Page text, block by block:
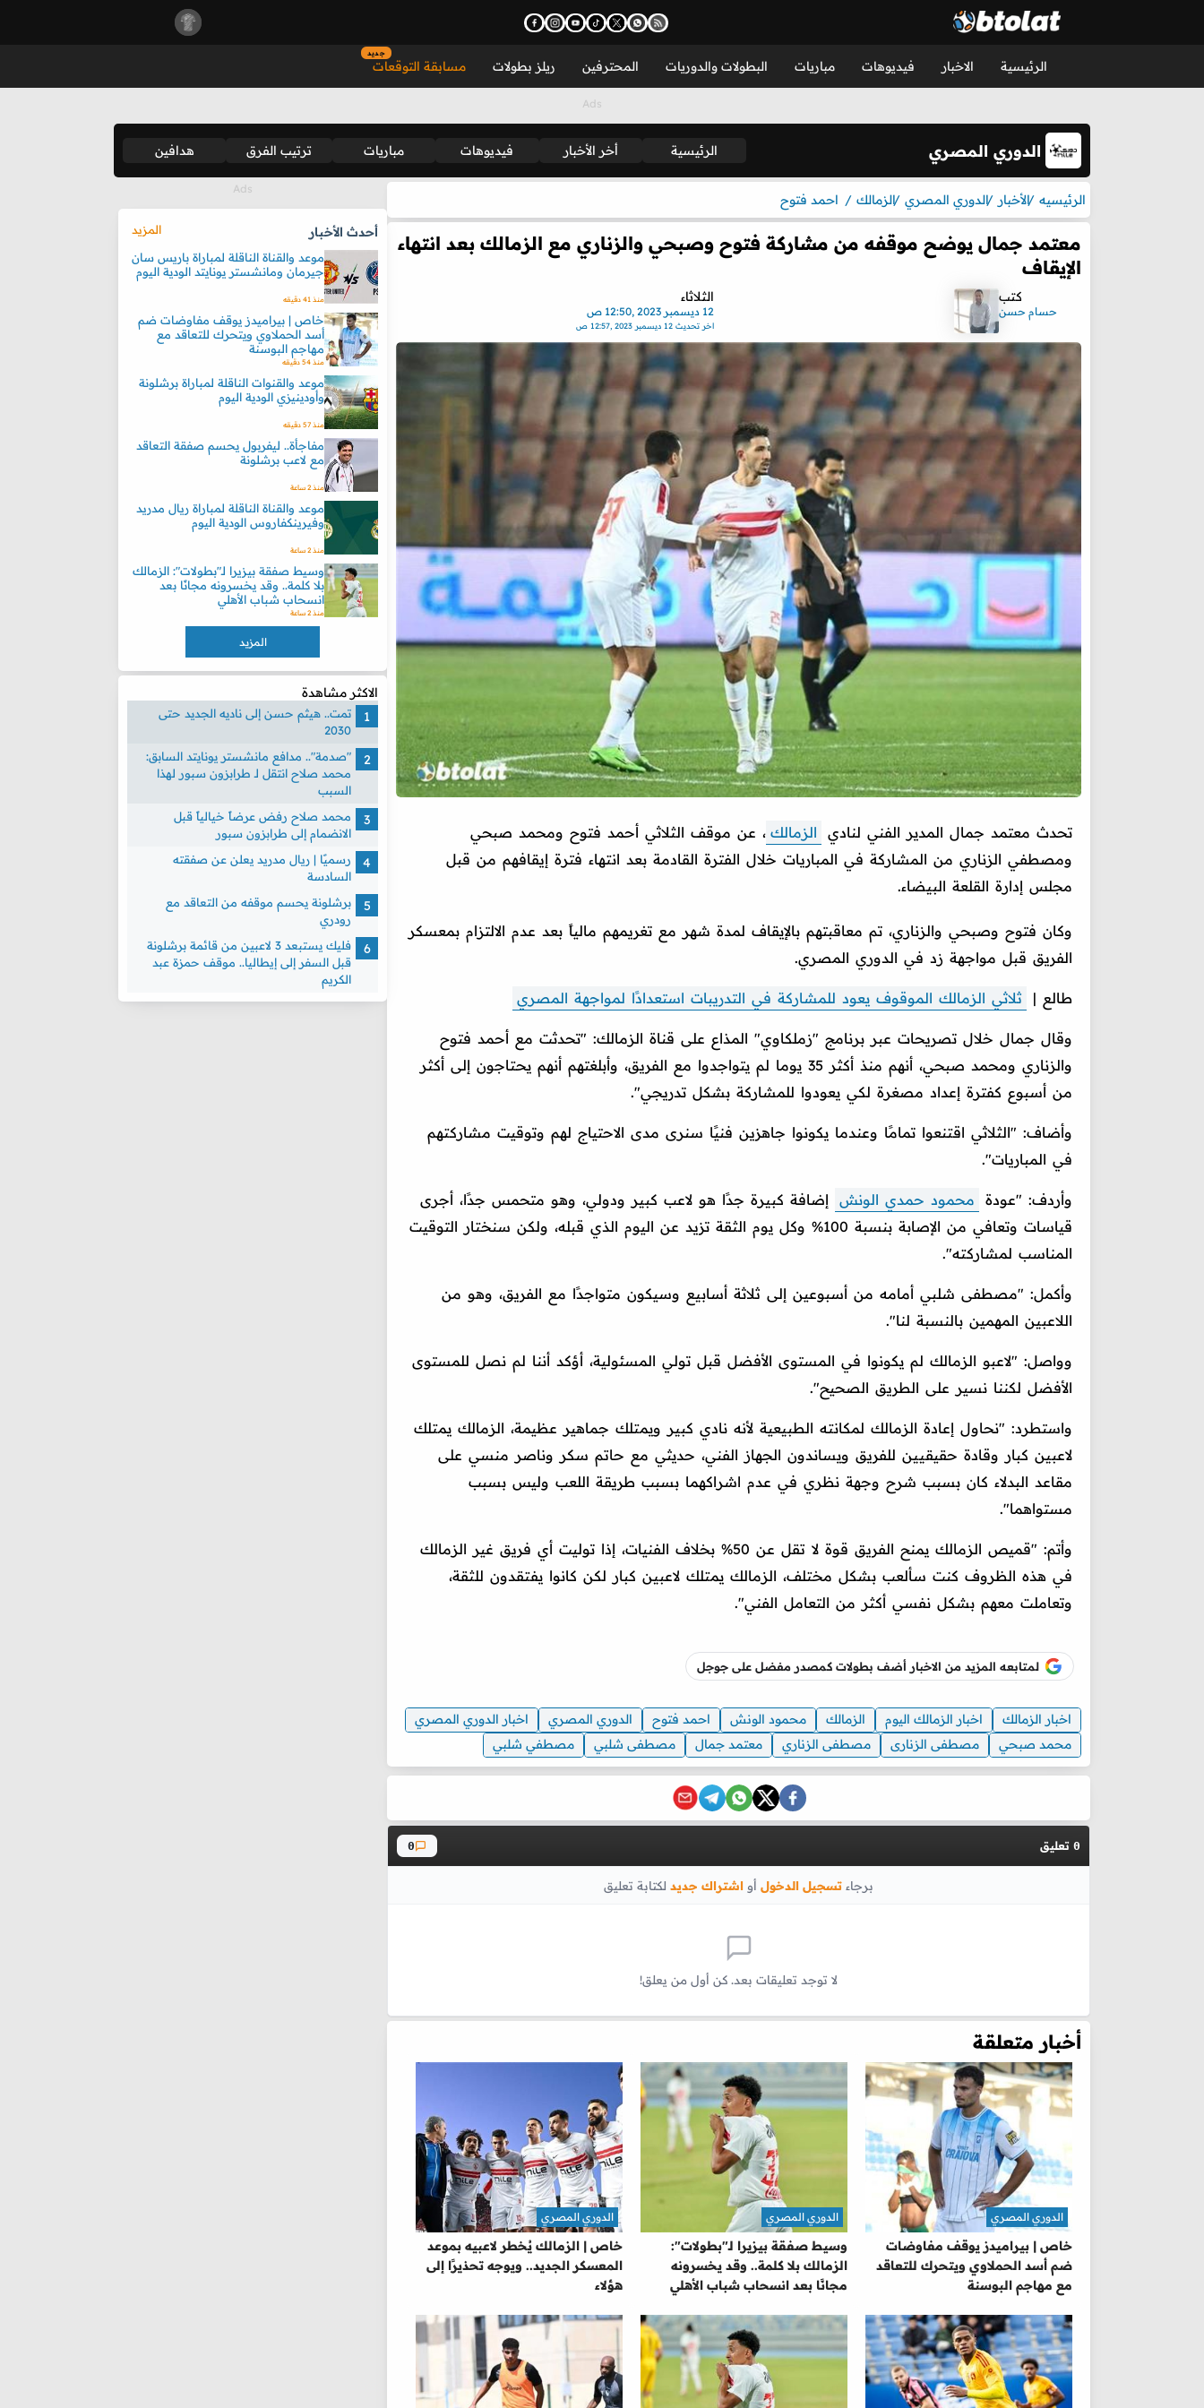
الرئيسية الاخبار فيديوهات مباريات البطولات والدوريات المحترفين ريلز بطولات مسابقة التوقعات
جديد
الدوري المصري الرئيسية أخر الأخبار فيديوهات مباريات ترتيب الفرق هدافين
الرئيسيه الأخبار الدوري المصري الزمالك احمد فتوح
معتمد جمال يوضح موقفه من مشاركة فتوح وصبحي والزناري مع الزمالك بعد انتهاء
الإيقاف
كتب
حسام حسن
الثلاثاء
12 ديسمبر 2023 ,12:50 ص
اخر تحديث 12 ديسمبر 2023 ,12:57 ص
تحدث معتمد جمال المدير الفني لنادي الزمالك ، عن موقف الثلاثي أحمد فتوح ومحمد صبحي
ومصطفي الزناري من المشاركة في المباريات خلال الفترة القادمة بعد انتهاء فترة إيقافهم من قبل
مجلس إدارة القلعة البيضاء.
وكان فتوح وصبحي والزناري، تم معاقبتهم بالإيقاف لمدة شهر مع تغريمهم مالياً بعد عدم الالتزام بمعسكر
الفريق قبل مواجهة زد في الدوري المصري.
طالع | ثلاثي الزمالك الموقوف يعود للمشاركة في التدريبات استعدادًا لمواجهة المصري
وقال جمال خلال تصريحات عبر برنامج "زملكاوي" المذاع على قناة الزمالك: "تحدثت مع أحمد فتوح
والزناري ومحمد صبحي، أنهم منذ أكثر 35 يوما لم يتواجدوا مع الفريق، وأبلغتهم أنهم يحتاجون إلى أكثر
من أسبوع كفترة إعداد مصغرة لكي يعودوا للمشاركة بشكل تدريجي".
وأضاف: "الثلاثي اقتنعوا تمامًا وعندما يكونوا جاهزين فنيًا سنرى مدى الاحتياج لهم وتوقيت مشاركتهم
في المباريات".
وأردف: "عودة محمود حمدي الونش
إضافة كبيرة جدًا هو لاعب كبير ودولي، وهو متحمس جدًا، أجرى
قياسات وتعافي من الإصابة بنسبة 100% وكل يوم الثقة تزيد عن اليوم الذي قبله، ولكن سنختار التوقيت
المناسب لمشاركته".
وأكمل: "مصطفى شلبي أمامه من أسبوعين إلى ثلاثة أسابيع وسيكون متواجدًا مع الفريق، وهو من
اللاعبين المهمين بالنسبة لنا".
وواصل: "لاعبو الزمالك لم يكونوا في المستوى الأفضل قبل تولي المسئولية، أؤكد أننا لم نصل للمستوى
الأفضل لكننا نسير على الطريق الصحيح".
واستطرد: "نحاول إعادة الزمالك لمكانته الطبيعية لأنه نادي كبير ويمتلك جماهير عظيمة، الزمالك يمتلك
لاعبين كبار وقادة حقيقيين للفريق ويساندون الجهاز الفني، حديثي مع حاتم سكر وناصر منسي على
مقاعد البدلاء كان بسبب شرح وجهة نظري في عدم اشراكهما بسبب طريقة اللعب وليس بسبب
مستواهما".
وأتم: "قميص الزمالك يمنح الفريق قوة لا تقل عن 50% بخلاف الفنيات، إذا توليت أي فريق غير الزمالك
في هذه الظروف كنت سألعب بشكل مختلف، الزمالك يمتلك لاعبين كبار لكن كانوا يفتقدون للثقة،
وتعاملت معهم بشكل نفسي أكثر من التعامل الفني".
لمتابعه المزيد من الاخبار أضف بطولات كمصدر مفضل على جوجل
اخبار الزمالك اخبار الزمالك اليوم الزمالك محمود الونش احمد فتوح الدوري المصري
اخبار الدوري المصري
محمد صبحي
مصطفى الزنارى مصطفى الزناري معتمد جمال مصطفى شلبي مصطفي شلبي
0 تعليق 0
برجاء تسجيل الدخول أو اشتراك جديد لكتابة تعليق
لا توجد تعليقات بعد. كن أول من يعلق!
أخبار متعلقة
خاص | بيراميدز يوقف مفاوضات
ضم أسد الحملاوي ويتحرك للتعاقد
مع مهاجم البوسنة
الدوري المصري
وسيط صفقة بيزيرا لـ"بطولات":
الزمالك بلا كلمة.. وقد يخسرونه
مجانًا بعد انسحاب شباب الأهلي
الدوري المصري
خاص | الزمالك يُخطر لاعبيه بموعد
المعسكر الجديد.. ويوجه تحذيرًا إلى
هؤلاء
الدوري المصري
أحدث الأخبار
المزيد
موعد والقناة الناقلة لمباراة باريس سان
جيرمان ومانشستر يونايتد الودية اليوم
منذ 41 دقيقه
خاص | بيراميدز يوقف مفاوضات ضم
أسد الحملاوي ويتحرك للتعاقد مع
مهاجم البوسنة
منذ 54 دقيقه
موعد والقنوات الناقلة لمباراة برشلونة
وأودينيزي الودية اليوم
منذ 57 دقيقه
مفاجأة.. ليفربول يحسم صفقة التعاقد
مع لاعب برشلونة
منذ 2 ساعة
موعد والقناة الناقلة لمباراة ريال مدريد
وفيرينكفاروس الودية اليوم
منذ 2 ساعة
وسيط صفقة بيزيرا لـ"بطولات": الزمالك
بلا كلمة.. وقد يخسرونه مجانًا بعد
انسحاب شباب الأهلي
منذ 2 ساعة
المزيد
الاكثر مشاهدة
تمت.. هيثم حسن إلى ناديه الجديد حتى
2030
"صدمة".. مدافع مانشستر يونايتد السابق:
محمد صلاح انتقل لـ طرابزون سبور لهذا
السبب
محمد صلاح رفض عرضاً خيالياً قبل
الانضمام إلى طرابزون سبور
رسميًا | ريال مدريد يعلن عن صفقته
السادسة
برشلونة يحسم موقفه من التعاقد مع
رودري
فليك يستبعد 3 لاعبين من قائمة برشلونة
قبل السفر إلى إيطاليا.. موقف حمزة عبد
الكريم